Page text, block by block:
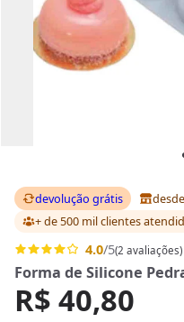
devolução grátis
+ de 500 mil clientes
4.0/5(2 avaliações)
Forma de Silicone
R$ 40,80